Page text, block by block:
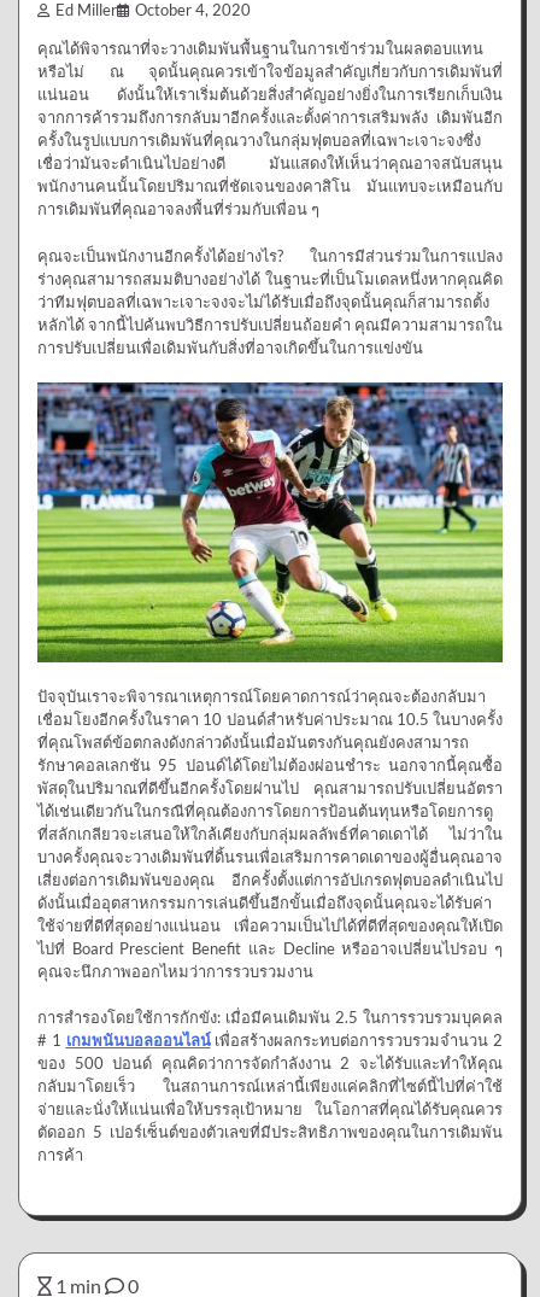
Ed Miller October 4, 2020
คุณได้พิจารณาที่จะวางเดิมพันพื้นฐานในการเข้าร่วมในผลตอบแทน
หรือไม่ ณ จุดนั้นคุณควรเข้าใจข้อมูลสำคัญเกี่ยวกับการเดิมพันที่
แน่นอน ดังนั้นให้เราเริ่มต้นด้วยสิ่งสำคัญอย่างยิ่งในการเรียกเก็บเงิน
จากการค้ารวมถึงการกลับมาอีกครั้งและตั้งค่าการเสริมพลัง เดิมพันอีก
ครั้งในรูปแบบการเดิมพันที่คุณวางในกลุ่มฟุตบอลที่เฉพาะเจาะจงซึ่ง
เชื่อว่ามันจะดำเนินไปอย่างดี มันแสดงให้เห็นว่าคุณอาจสนับสนุน
พนักงานคนนั้นโดยปริมาณที่ชัดเจนของคาสิโน มันแทบจะเหมือนกับ
การเดิมพันที่คุณอาจลงพื้นที่ร่วมกับเพื่อน ๆ
คุณจะเป็นพนักงานอีกครั้งได้อย่างไร? ในการมีส่วนร่วมในการแปลง
ร่างคุณสามารถสมมติบางอย่างได้ ในฐานะที่เป็นโมเดลหนึ่งหากคุณคิด
ว่าทีมฟุตบอลที่เฉพาะเจาะจงจะไม่ได้รับเมื่อถึงจุดนั้นคุณก็สามารถตั้ง
หลักได้ จากนี้ไปค้นพบวิธีการปรับเปลี่ยนถ้อยคำ คุณมีความสามารถใน
การปรับเปลี่ยนเพื่อเดิมพันกับสิ่งที่อาจเกิดขึ้นในการแข่งขัน
ปัจจุบันเราจะพิจารณาเหตุการณ์โดยคาดการณ์ว่าคุณจะต้องกลับมา
เชื่อมโยงอีกครั้งในราคา 10 ปอนด์สำหรับค่าประมาณ 10.5 ในบางครั้ง
ที่คุณโพสต์ข้อตกลงดังกล่าวดังนั้นเมื่อมันตรงกันคุณยังคงสามารถ
รักษาคอลเลกชัน 95 ปอนด์ได้โดยไม่ต้องผ่อนชำระ นอกจากนี้คุณซื้อ
พัสดุในปริมาณที่ดีขึ้นอีกครั้งโดยผ่านไป คุณสามารถปรับเปลี่ยนอัตรา
ได้เช่นเดียวกันในกรณีที่คุณต้องการโดยการป้อนต้นทุนหรือโดยการดู
ที่สลักเกลียวจะเสนอให้ใกล้เคียงกับกลุ่มผลลัพธ์ที่คาดเดาได้ ไม่ว่าใน
บางครั้งคุณจะวางเดิมพันที่ดิ้นรนเพื่อเสริมการคาดเดาของผู้อื่นคุณอาจ
เสี่ยงต่อการเดิมพันของคุณ อีกครั้งตั้งแต่การอัปเกรดฟุตบอลดำเนินไป
ดังนั้นเมื่ออุตสาหกรรมการเล่นดีขึ้นอีกขั้นเมื่อถึงจุดนั้นคุณจะได้รับค่า
ใช้จ่ายที่ดีที่สุดอย่างแน่นอน เพื่อความเป็นไปได้ที่ดีที่สุดของคุณให้เปิด
ไปที่ Board Prescient Benefit และ Decline หรืออาจเปลี่ยนไปรอบ ๆ
คุณจะนึกภาพออกไหมว่าการรวบรวมงาน
การสำรองโดยใช้การกักขัง: เมื่อมีคนเดิมพัน 2.5 ในการรวบรวมบุคคล
# 1 เกมพนันบอลออนไลน์เพื่อสร้างผลกระทบต่อการรวบรวมจำนวน 2
ของ 500 ปอนด์ คุณคิดว่าการจัดกำลังงาน 2 จะได้รับและทำให้คุณ
กลับมาโดยเร็ว ในสถานการณ์เหล่านี้เพียงแค่คลิกที่ไซต์นี้ไปที่ค่าใช้
จ่ายและนั่งให้แน่นเพื่อให้บรรลุเป้าหมาย ในโอกาสที่คุณได้รับคุณควร
ตัดออก 5 เปอร์เซ็นต์ของตัวเลขที่มีประสิทธิภาพของคุณในการเดิมพัน
การค้า
1 min 0